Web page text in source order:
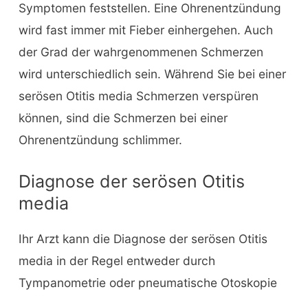
Symptomen feststellen. Eine Ohrenentzündung
wird fast immer mit Fieber einhergehen. Auch
der Grad der wahrgenommenen Schmerzen
wird unterschiedlich sein. Während Sie bei einer
serösen Otitis media Schmerzen verspüren
können, sind die Schmerzen bei einer
Ohrenentzündung schlimmer.
Diagnose der serösen Otitis
media
Ihr Arzt kann die Diagnose der serösen Otitis
media in der Regel entweder durch
Tympanometrie oder pneumatische Otoskopie